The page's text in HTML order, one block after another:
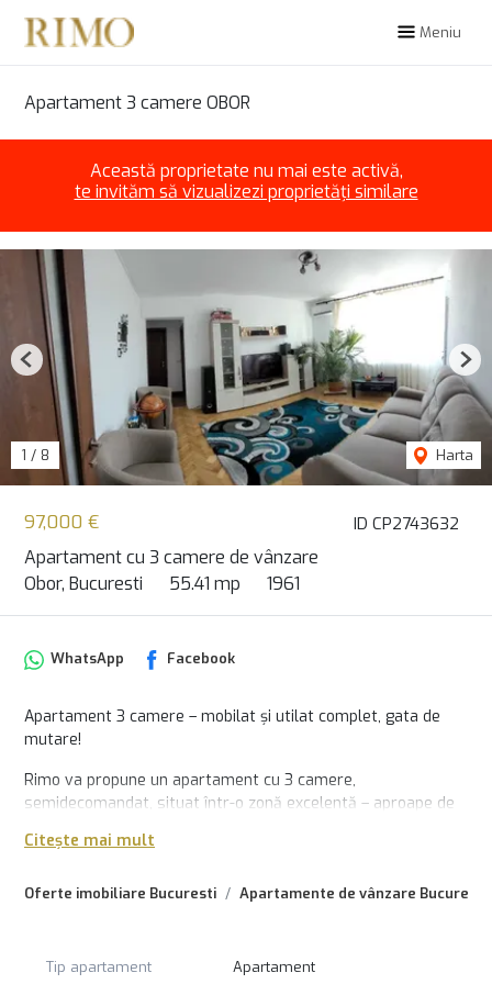
Meniu
Apartament 3 camere OBOR
Această proprietate nu mai este activă,
te invităm să vizualizezi proprietăți similare
ID CP2743632
97,000 €
Apartament cu 3 camere de vânzare
Obor, Bucuresti
55.41 mp 1961
1 / 8 Harta
Previous
Oferte imobiliare Bucuresti Apartamente de vânzare Bucuresti
WhatsApp Facebook
Apartament 3 camere – mobilat și utilat complet, gata de
mutare!
Rimo va propune un apartament cu 3 camere,
semidecomandat, situat într-o zonă excelentă – aproape de
transport în comun (metrou, tramvai, autobuz).
📍 Localizare excelentă: liniștită, dar centrală – ideală pentru
Citește mai mult
Tip apartament Apartament